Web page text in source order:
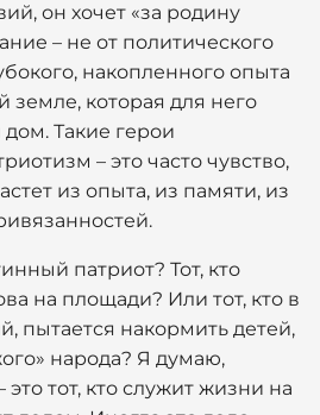
он хочет «за родину
– не от политического
накопленного опыта
земле, которая для него
Такие герои
– это часто чувство,
из опыта, из памяти, из
патриот? Тот, кто
на площади? Или тот, кто в
пытается накормить детей,
народа? Я думаю,
тот, кто служит жизни на